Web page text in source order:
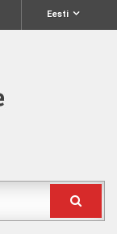
Eesti